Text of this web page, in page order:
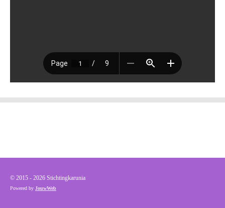
© 2015 - 2026 Stichtingkarunia
Powered by JouwWeb